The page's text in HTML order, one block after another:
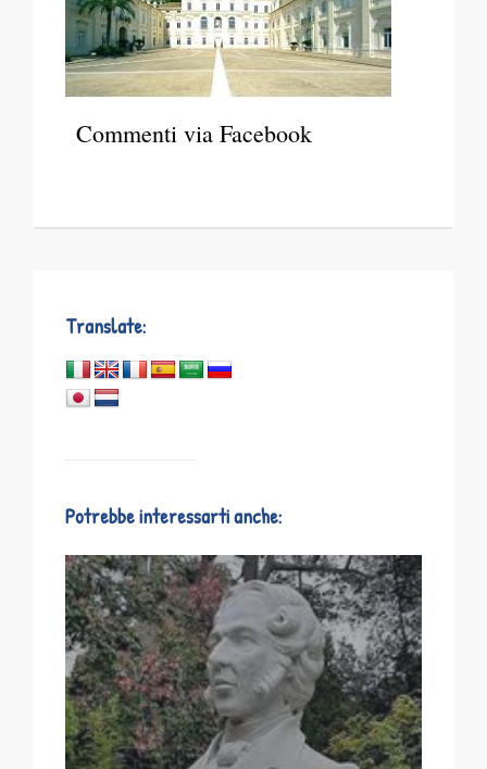
Commenti via Facebook
Translate:
Potrebbe interessarti anche: